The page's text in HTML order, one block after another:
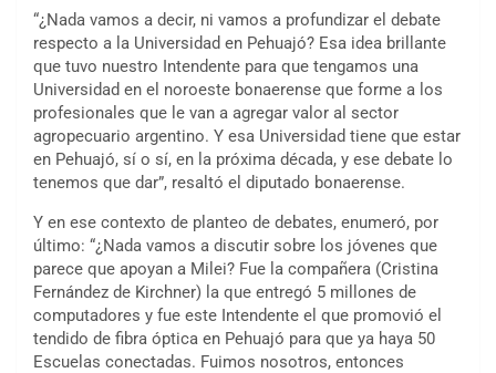
“¿Nada vamos a decir, ni vamos a profundizar el debate
respecto a la Universidad en Pehuajó? Esa idea brillante
que tuvo nuestro Intendente para que tengamos una
Universidad en el noroeste bonaerense que forme a los
profesionales que le van a agregar valor al sector
agropecuario argentino. Y esa Universidad tiene que estar
en Pehuajó, sí o sí, en la próxima década, y ese debate lo
tenemos que dar”, resaltó el diputado bonaerense.
Y en ese contexto de planteo de debates, enumeró, por
último: “¿Nada vamos a discutir sobre los jóvenes que
parece que apoyan a Milei? Fue la compañera (Cristina
Fernández de Kirchner) la que entregó 5 millones de
computadores y fue este Intendente el que promovió el
tendido de fibra óptica en Pehuajó para que ya haya 50
Escuelas conectadas. Fuimos nosotros, entonces